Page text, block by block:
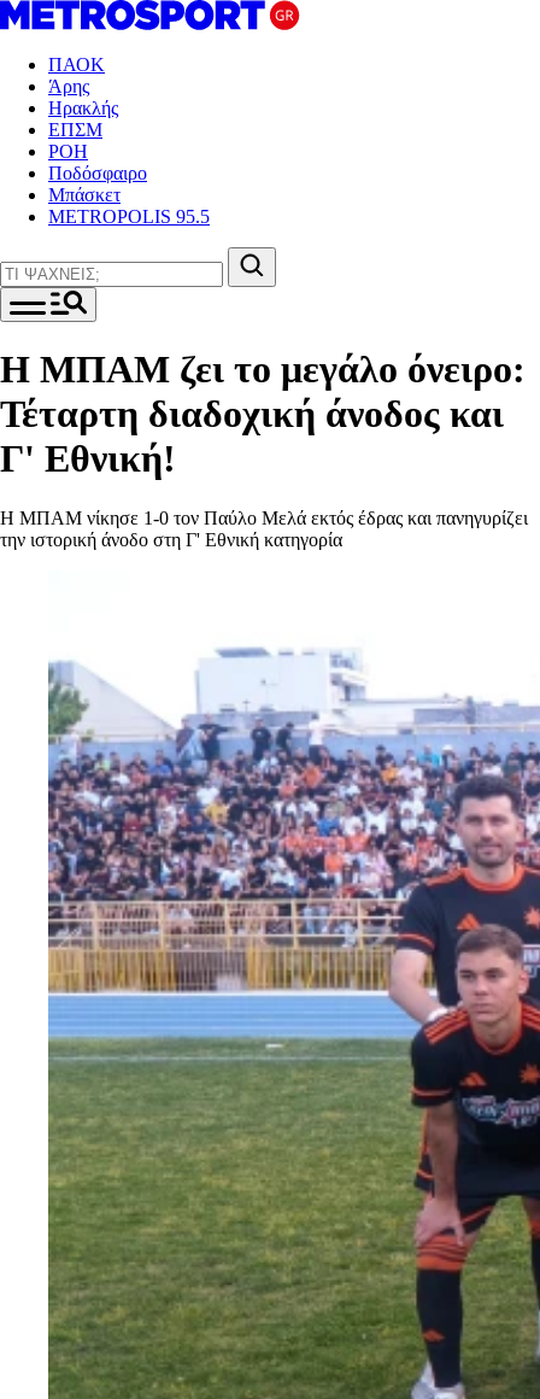
ΠΑΟΚ
Άρης
Ηρακλής
ΕΠΣΜ
ΡΟΗ
Ποδόσφαιρο
Μπάσκετ
METROPOLIS 95.5
Η ΜΠΑΜ ζει το μεγάλο όνειρο:
Τέταρτη διαδοχική άνοδος και
Γ' Εθνική!
Η ΜΠΑΜ νίκησε 1-0 τον Παύλο Μελά εκτός έδρας και πανηγυρίζει
την ιστορική άνοδο στη Γ' Εθνική κατηγορία